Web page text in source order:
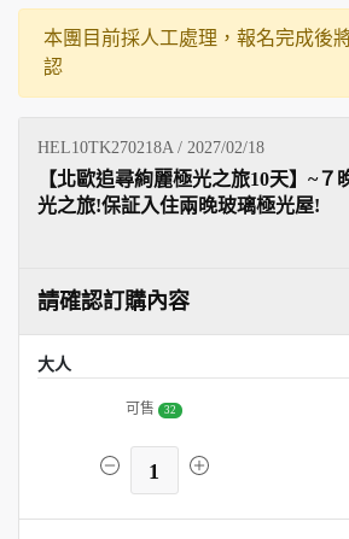
本團目前採人工處理，報名完成後
認
HEL10TK270218A / 2027/02/18
【北歐追尋絢麗極光之旅10天】~７
光之旅!保証入住兩晚玻璃極光屋!
請確認訂購內容
大人
可售 32
1